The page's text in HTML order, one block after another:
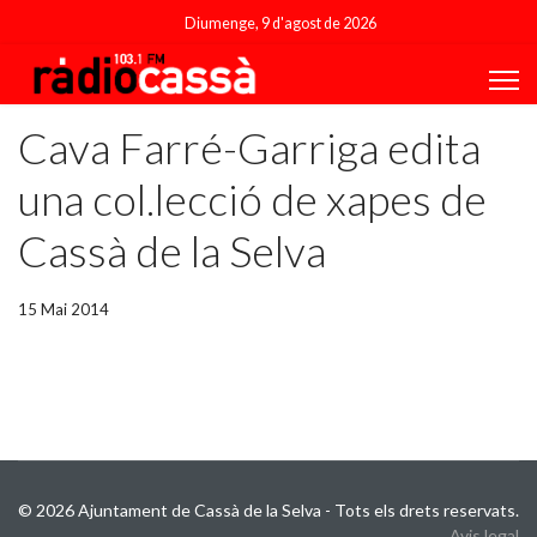
Diumenge, 9 d'agost de 2026
Cava Farré-Garriga edita
una col.lecció de xapes de
Cassà de la Selva
15 Mai 2014
© 2026 Ajuntament de Cassà de la Selva - Tots els drets reservats.